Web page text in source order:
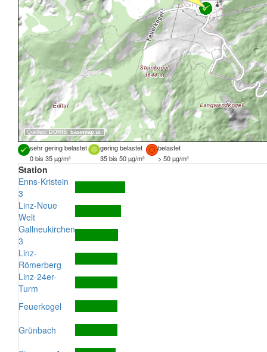
Quellen: DORIS, basemap.at
sehr gering belastet gering belastet
belastet
0 bis 35 µg/m³
35 bis 50 µg/m³ > 50 µg/m³
Station
Enns-Kristein
3
Linz-Neue
Welt
Gallneukirchen
3
Linz-
Römerberg
Linz-24er-
Turm
Feuerkogel
Grünbach